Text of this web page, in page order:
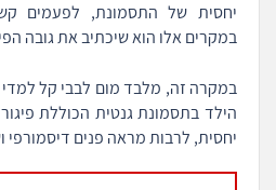
יחסית של התסמונת, לפעמים
במקרים אלו הוא שיכתיב את גובה
במקרה זה, מלבד מום לבבי קל למדי
הילד בתסמונת גנטית הכוללת פיגור
יחסית, לרבות מראה פנים דיסמורפי